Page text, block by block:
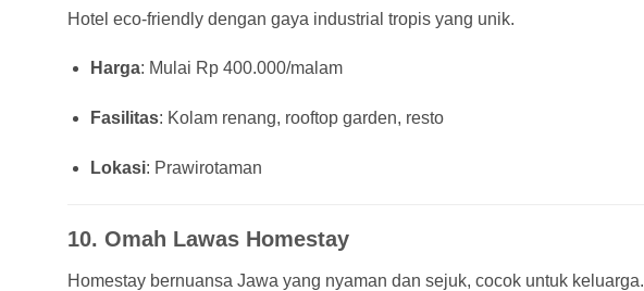
Hotel eco-friendly dengan gaya industrial tropis yang unik.
Harga: Mulai Rp 400.000/malam
Fasilitas: Kolam renang, rooftop garden, resto
Lokasi: Prawirotaman
10. Omah Lawas Homestay
Homestay bernuansa Jawa yang nyaman dan sejuk, cocok untuk keluarga.